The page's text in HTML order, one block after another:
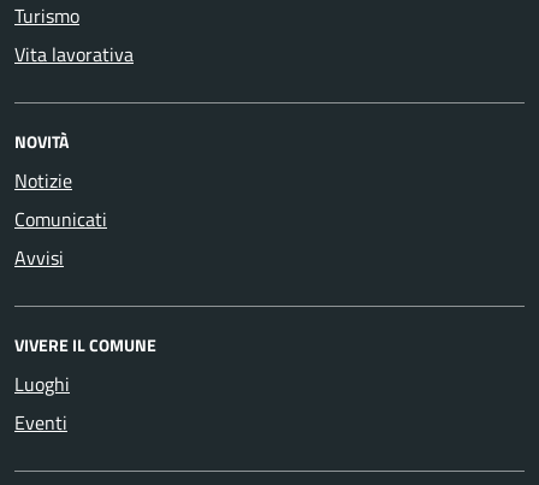
Turismo
Vita lavorativa
NOVITÀ
Notizie
Comunicati
Avvisi
VIVERE IL COMUNE
Luoghi
Eventi